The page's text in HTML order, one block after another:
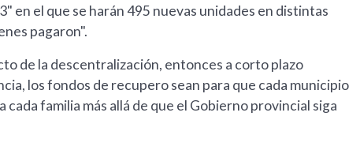
en el que se harán 495 nuevas unidades en distintas
pagaron".
de la descentralización, entonces a corto plazo
los fondos de recupero sean para que cada municipio
familia más allá de que el Gobierno provincial siga